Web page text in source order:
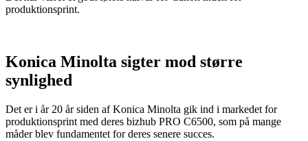
produktionsprint.
Konica Minolta sigter mod større
synlighed
Det er i år 20 år siden af Konica Minolta gik ind i markedet for
produktionsprint med deres bizhub PRO C6500, som på mange
måder blev fundamentet for deres senere succes.